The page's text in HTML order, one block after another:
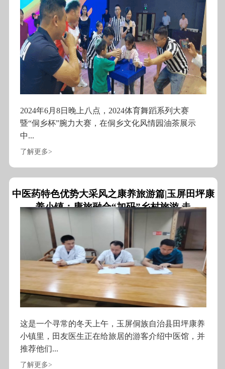
2024年6月8日晚上八点，2024体育舞蹈系列大赛
暨“侗乡杯”腕力大赛，在侗乡文化风情园油茶展示
中...
了解更多>
中医药特色优势大采风之康养旅游篇|玉屏田坪康
养小镇：康旅融合“加码”乡村旅游 走
这是一个寻常的冬天上午，玉屏侗族自治县田坪康养
小镇里，田友医生正在给旅居的游客介绍中医馆，并
推荐他们...
了解更多>